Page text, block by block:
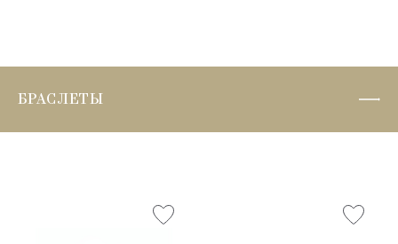
БРАСЛЕТЫ